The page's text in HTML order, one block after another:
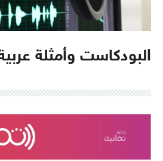
البودكاست وأمثلة